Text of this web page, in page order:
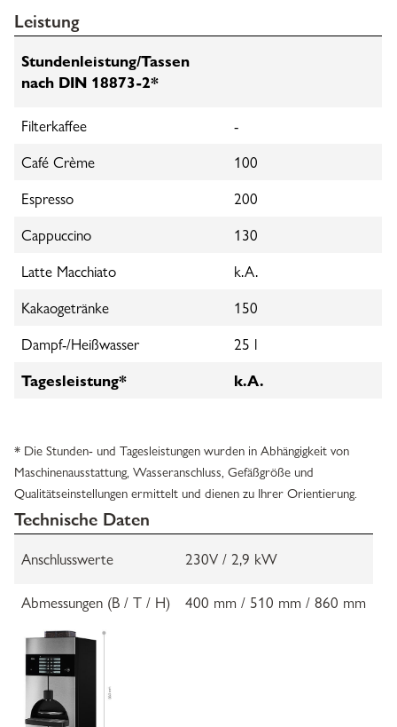
Leistung
Stundenleistung/Tassen
nach DIN 18873‑2*
Filterkaffee -
Café Crème 100
Espresso 200
Cappuccino 130
Latte Macchiato k.A.
Kakaogetränke 150
Dampf-/Heißwasser 25 l
Tagesleistung* k.A.
* Die Stunden- und Tagesleistungen wurden in Abhängigkeit von
Maschinenausstattung, Wasseranschluss, Gefäßgröße und
Qualitätseinstellungen ermittelt und dienen zu Ihrer Orientierung.
Technische Daten
Anschlusswerte 230V / 2,9 kW
Abmessungen (B / T / H) 400 mm / 510 mm / 860 mm